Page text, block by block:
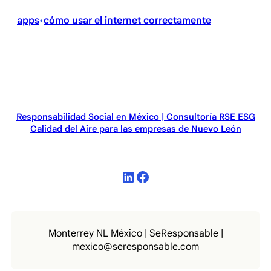
apps•cómo usar el internet correctamente
Responsabilidad Social en México | Consultoría RSE ESG
Calidad del Aire para las empresas de Nuevo León
LinkedIn Facebook
Monterrey NL México | SeResponsable |
mexico@seresponsable.com